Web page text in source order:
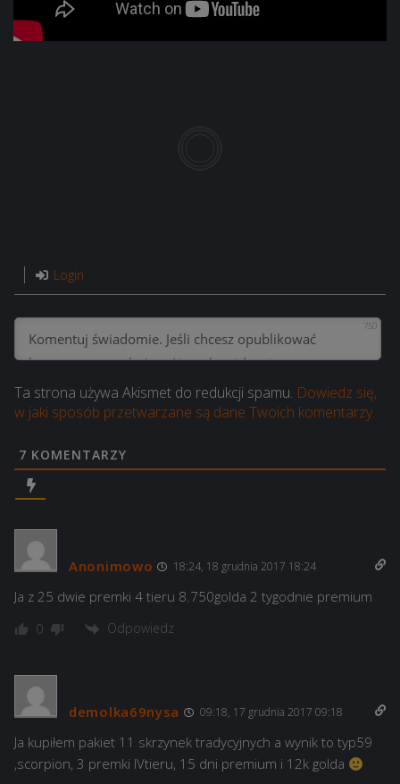
Login
750
Ta strona używa Akismet do redukcji spamu. Dowiedz się,
w jaki sposób przetwarzane są dane Twoich komentarzy.
7 KOMENTARZY
Anonimowo 18:24, 18 grudnia 2017 18:24
Ja z 25 dwie premki 4 tieru 8.750golda 2 tygodnie premium
0 Odpowiedz
demolka69nysa 09:18, 17 grudnia 2017 09:18
Ja kupiłem pakiet 11 skrzynek tradycyjnych a wynik to typ59
,scorpion, 3 premki IVtieru, 15 dni premium i 12k golda